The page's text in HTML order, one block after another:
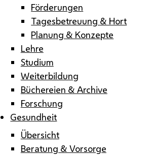
Förderungen
Tagesbetreuung & Hort
Planung & Konzepte
Lehre
Studium
Weiterbildung
Büchereien & Archive
Forschung
Gesundheit
Übersicht
Beratung & Vorsorge